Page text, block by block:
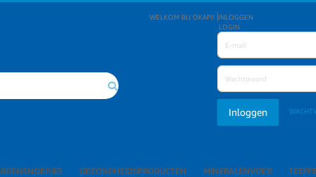
WELKOM BIJ OKAPI! INLOGGEN
LOGIN
Inloggen
GEZONDHEIDSPRODUCTEN MINERALENVOER